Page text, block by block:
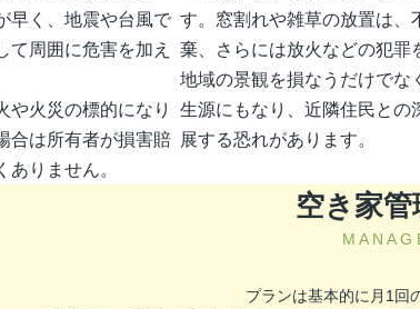
早く、地震や台風で
て周囲に危害を加え
や火災の標的になり
合は所有者が損害賠
りません。
す。窓割れや雑草の放置は、
棄、さらには放火などの犯罪
地域の景観を損なうだけでな
生源にもなり、近隣住民との
展する恐れがあります。
空き家
プランは基本的に月1回